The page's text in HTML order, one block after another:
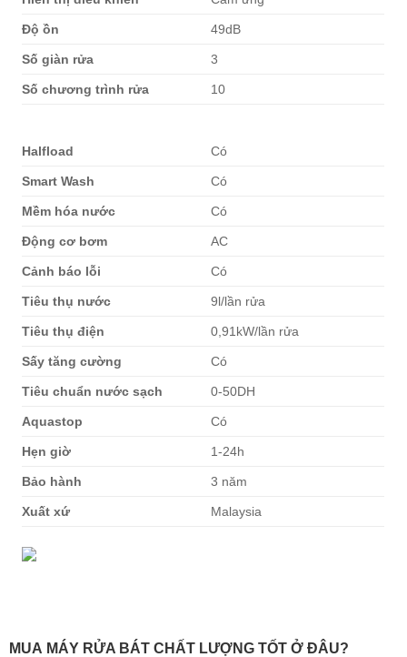
Độ ồn 49dB
Số giàn rửa 3
Số chương trình rửa 10
Halfload Có
Smart Wash Có
Mềm hóa nước Có
Động cơ bơm AC
Cảnh báo lỗi Có
Tiêu thụ nước 9l/lần rửa
Tiêu thụ điện 0,91kW/lần rửa
Sấy tăng cường Có
Tiêu chuẩn nước sạch 0-50DH
Aquastop Có
Hẹn giờ 1-24h
Bảo hành 3 năm
Xuất xứ Malaysia
MUA MÁY RỬA BÁT CHẤT LƯỢNG TỐT Ở ĐÂU?